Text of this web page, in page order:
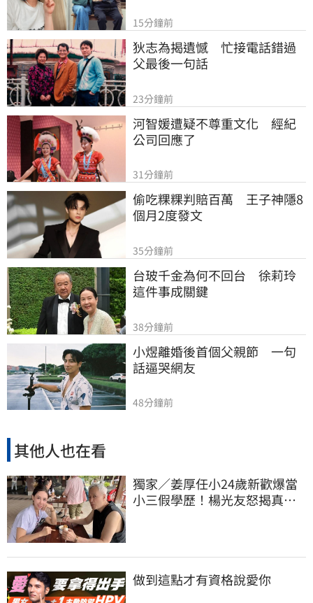
15分鐘前
狄志為揭遺憾　忙接電話錯過
父最後一句話
23分鐘前
河智媛遭疑不尊重文化　經紀
公司回應了
31分鐘前
偷吃粿粿判賠百萬　王子神隱8
個月2度發文
35分鐘前
台玻千金為何不回台　徐莉玲
這件事成關鍵
38分鐘前
小煜離婚後首個父親節　一句
話逼哭網友
48分鐘前
其他人也在看
獨家／姜厚任小24歲新歡爆當
小三假學歷！楊光友怒揭真實
做到這點才有資格說愛你